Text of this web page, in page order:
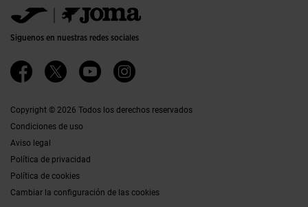
Preguntas frecuentes
Política de calidad y medio ambiente
Trabaja con nosotros
Proyectos subvencionados
Canal ético
Jomanet
Área marketing
Contacto
Siguenos en nuestras redes sociales
Copyright © 2026 Todos los derechos reservados
Condiciones de uso
Aviso legal
Política de privacidad
Política de cookies
Cambiar la configuración de las cookies